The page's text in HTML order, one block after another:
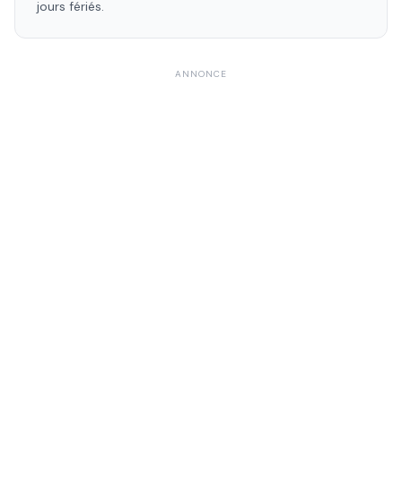
jours fériés.
ANNONCE